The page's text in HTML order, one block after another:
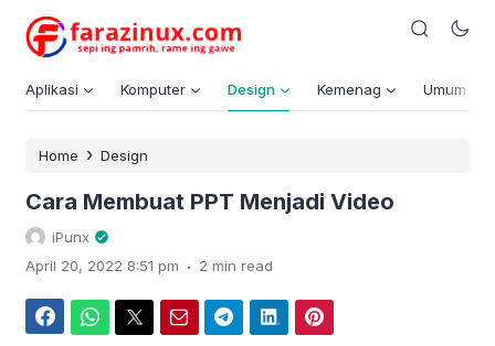
Aplikasi Komputer Design Kemenag Umum
Home › Design
Cara Membuat PPT Menjadi Video
iPunx
April 20, 2022 8:51 pm . 2 min read